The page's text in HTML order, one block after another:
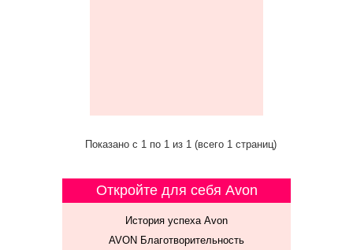
Показано с 1 по 1 из 1 (всего 1 страниц)
Откройте для себя Avon
История успеха Avon
AVON Благотворительность